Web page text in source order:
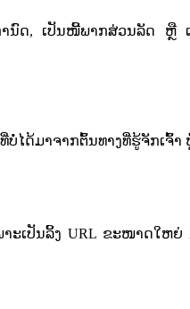
ນົດ​, ​ເປັນ​ໜີ້​​ພາກສ່ວນ​ລັດ​ ຫຼື
ບໍ່​ໄດ້​ມາ​ຈາກ​ຕົ້ນ​ທາງ​ທີ່​ຮູ້​ຈັກ​ເຈົ້
ະ​ເປັນ​ລິ້ງ​​ URL ຂະໜາດ​ໃຫຍ່​